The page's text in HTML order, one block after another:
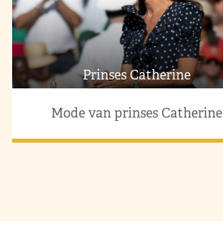
Prinses Catherine
Mode van prinses Catherine